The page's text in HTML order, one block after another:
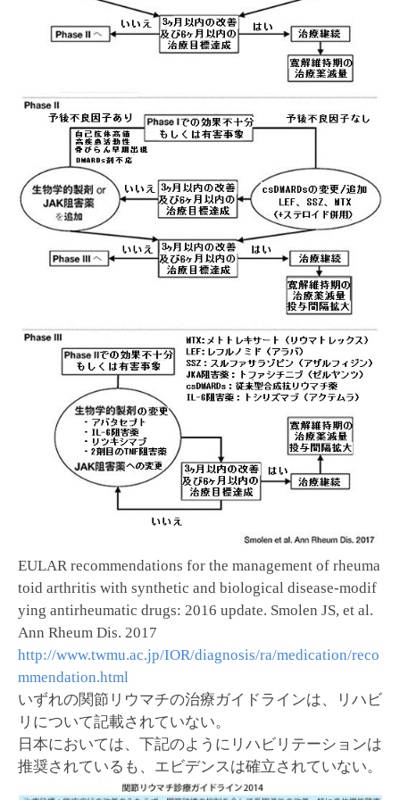
EULAR recommendations for the management of rheuma
toid arthritis with synthetic and biological disease-modif
ying antirheumatic drugs: 2016 update. Smolen JS, et al.
Ann Rheum Dis. 2017
http://www.twmu.ac.jp/IOR/diagnosis/ra/medication/reco
mmendation.html
いずれの関節リウマチの治療ガイドラインは、リハビ
リについて記載されていない。
日本においては、下記のようにリハビリテーションは
推奨されているも、エビデンスは確立されていない。